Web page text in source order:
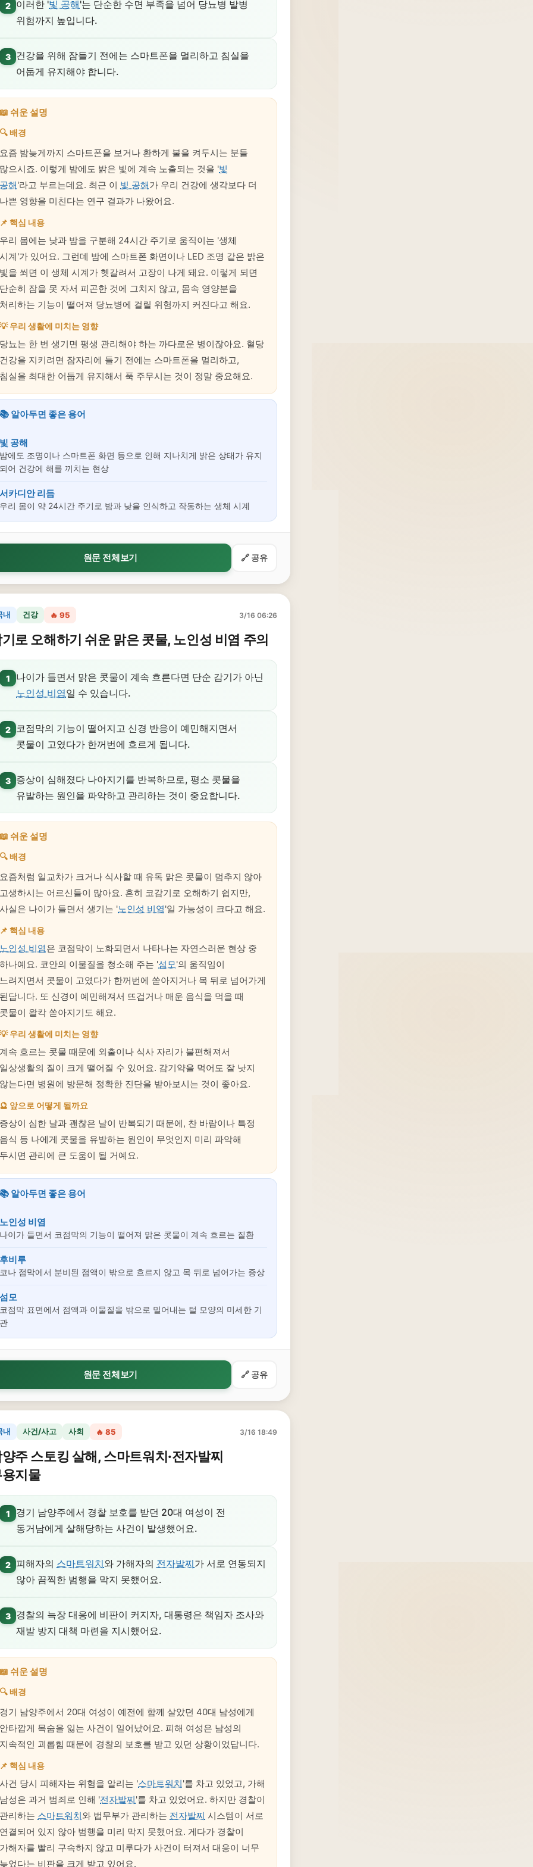
2 이러한 '빛 공해'는 단순한 수면 부족을 넘어 당뇨병 발병
위험까지 높입니다.
3
건강을 위해 잠들기 전에는 스마트폰을 멀리하고 침실을
어둡게 유지해야 합니다.
📖 쉬운 설명
🔍 배경
요즘 밤늦게까지 스마트폰을 보거나 환하게 불을 켜두시는 분들
많으시죠. 이렇게 밤에도 밝은 빛에 계속 노출되는 것을 '빛
공해'라고 부르는데요. 최근 이 빛 공해가 우리 건강에 생각보다 더
나쁜 영향을 미친다는 연구 결과가 나왔어요.
📌 핵심 내용
우리 몸에는 낮과 밤을 구분해 24시간 주기로 움직이는 '생체
시계'가 있어요. 그런데 밤에 스마트폰 화면이나 LED 조명 같은 밝은
빛을 쐬면 이 생체 시계가 헷갈려서 고장이 나게 돼요. 이렇게 되면
단순히 잠을 못 자서 피곤한 것에 그치지 않고, 몸속 영양분을
처리하는 기능이 떨어져 당뇨병에 걸릴 위험까지 커진다고 해요.
💡 우리 생활에 미치는 영향
당뇨는 한 번 생기면 평생 관리해야 하는 까다로운 병이잖아요. 혈당
건강을 지키려면 잠자리에 들기 전에는 스마트폰을 멀리하고,
침실을 최대한 어둡게 유지해서 푹 주무시는 것이 정말 중요해요.
📚 알아두면 좋은 용어
빛 공해
밤에도 조명이나 스마트폰 화면 등으로 인해 지나치게 밝은 상태가 유지
되어 건강에 해를 끼치는 현상
서카디안 리듬
우리 몸이 약 24시간 주기로 밤과 낮을 인식하고 작동하는 생체 시계
원문 전체보기 🔗 공유
내 건강 🔥 95 3/16 06:26
로 오해하기 쉬운 맑은 콧물, 노인성 비염 주의
1
나이가 들면서 맑은 콧물이 계속 흐른다면 단순 감기가 아닌
노인성 비염일 수 있습니다.
2
코점막의 기능이 떨어지고 신경 반응이 예민해지면서
콧물이 고였다가 한꺼번에 흐르게 됩니다.
3
증상이 심해졌다 나아지기를 반복하므로, 평소 콧물을
유발하는 원인을 파악하고 관리하는 것이 중요합니다.
📖 쉬운 설명
🔍 배경
요즘처럼 일교차가 크거나 식사할 때 유독 맑은 콧물이 멈추지 않아
고생하시는 어르신들이 많아요. 흔히 코감기로 오해하기 쉽지만,
사실은 나이가 들면서 생기는 '노인성 비염'일 가능성이 크다고 해요.
📌 핵심 내용
노인성 비염은 코점막이 노화되면서 나타나는 자연스러운 현상 중
하나예요. 코안의 이물질을 청소해 주는 '섬모'의 움직임이
느려지면서 콧물이 고였다가 한꺼번에 쏟아지거나 목 뒤로 넘어가게
된답니다. 또 신경이 예민해져서 뜨겁거나 매운 음식을 먹을 때
콧물이 왈칵 쏟아지기도 해요.
💡 우리 생활에 미치는 영향
계속 흐르는 콧물 때문에 외출이나 식사 자리가 불편해져서
일상생활의 질이 크게 떨어질 수 있어요. 감기약을 먹어도 잘 낫지
않는다면 병원에 방문해 정확한 진단을 받아보시는 것이 좋아요.
🔮 앞으로 어떻게 될까요
증상이 심한 날과 괜찮은 날이 반복되기 때문에, 찬 바람이나 특정
음식 등 나에게 콧물을 유발하는 원인이 무엇인지 미리 파악해
두시면 관리에 큰 도움이 될 거예요.
📚 알아두면 좋은 용어
노인성 비염
나이가 들면서 코점막의 기능이 떨어져 맑은 콧물이 계속 흐르는 질환
후비루
코나 점막에서 분비된 점액이 밖으로 흐르지 않고 목 뒤로 넘어가는 증상
섬모
코점막 표면에서 점액과 이물질을 밖으로 밀어내는 털 모양의 미세한 기
관
원문 전체보기 🔗 공유
내 사건/사고 사회 🔥 85 3/16 18:49
주 스토킹 살해, 스마트워치·전자발찌
지물
1
경기 남양주에서 경찰 보호를 받던 20대 여성이 전
동거남에게 살해당하는 사건이 발생했어요.
2 피해자의 스마트워치와 가해자의 전자발찌가 서로 연동되지
않아 끔찍한 범행을 막지 못했어요.
3
경찰의 늑장 대응에 비판이 커지자, 대통령은 책임자 조사와
재발 방지 대책 마련을 지시했어요.
📖 쉬운 설명
🔍 배경
경기 남양주에서 20대 여성이 예전에 함께 살았던 40대 남성에게
안타깝게 목숨을 잃는 사건이 일어났어요. 피해 여성은 남성의
지속적인 괴롭힘 때문에 경찰의 보호를 받고 있던 상황이었답니다.
📌 핵심 내용
사건 당시 피해자는 위험을 알리는 '스마트워치'를 차고 있었고, 가해
남성은 과거 범죄로 인해 '전자발찌'를 차고 있었어요. 하지만 경찰이
관리하는 스마트워치와 법무부가 관리하는 전자발찌 시스템이 서로
연결되어 있지 않아 범행을 미리 막지 못했어요. 게다가 경찰이
가해자를 빨리 구속하지 않고 미루다가 사건이 터져서 대응이 너무
늦었다는 비판을 크게 받고 있어요.